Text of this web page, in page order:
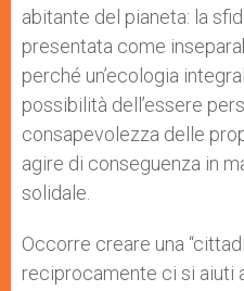
abitante del pianeta: la
presentata come
perché un’ecologia
possibilità dell’essere
consapevolezza delle
agire di conseguenza in
solidale.
Occorre creare una
reciprocamente ci si aiuti